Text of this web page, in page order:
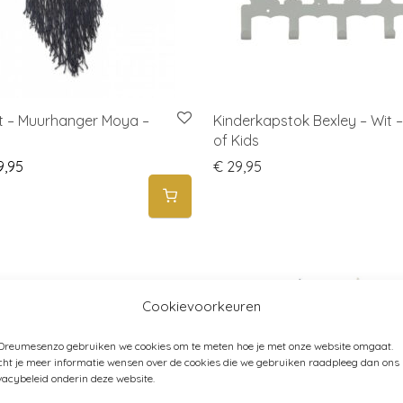
Cookievoorkeuren
gebruiken we cookies om te meten hoe je met onze website omgaat.
je meer informatie wensen over de cookies die we gebruiken raadpleeg dan ons
onderin deze website.
– Muurhanger Moya –
price was: € 14,95.
Current price is: € 9,95.
Kinderkapstok Bexley – Wit
of Kids
€29,95